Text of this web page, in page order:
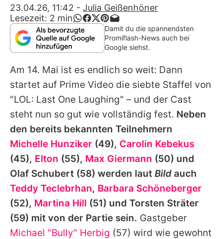
App runterladen
Team
Redaktionelle Richtlinien
Impressum
Datenschutzerklärung
Nutzungsbedingungen
Utiq verwalten
23.04.26, 11:42 - Julia Geißenhöner
Lesezeit: 2 min
Damit du die spannendsten
Promiflash-News auch bei
Google siehst.
Am 14. Mai ist es endlich so weit: Dann
startet auf Prime Video die siebte Staffel von
"LOL: Last One Laughing" – und der Cast
steht nun so gut wie vollständig fest. Neben
den bereits bekannten Teilnehmern
Michelle Hunziker (49), Carolin Kebekus
(45), Elton (55), Max Giermann (50) und
Olaf Schubert (58) werden laut Bild auch
Teddy Teclebrhan, Barbara Schöneberger
(52), Martina Hill (51) und Torsten Sträter
(59) mit von der Partie sein. Gastgeber
Michael "Bully" Herbig (57) wird wie gewohnt